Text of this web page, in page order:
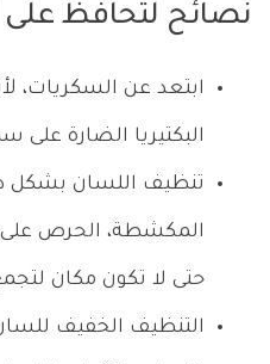
نصائح لتحافظ
ابتعد عن السكريات،
البكتيريا الضارة
تنظيف اللسان بشكل
المكشطة، الحرص
حتى لا تكون مكان لتجمع
التنظيف الخفيف